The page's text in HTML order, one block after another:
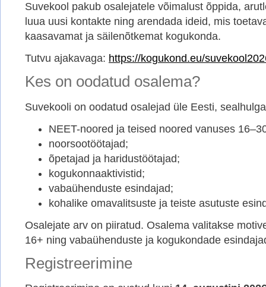
Suvekool pakub osalejatele võimalust õppida,
luua uusi kontakte ning arendada ideid, mis
kaasavamat ja säilenõtkemat kogukonda.
Tutvu ajakavaga: https://kogukond.eu/
Kes on oodatud osalema?
Suvekooli on oodatud osalejad üle Eesti,
NEET-noored ja teised noored vanuses
noorsootöötajad;
õpetajad ja haridustöötajad;
kogukonnaaktivistid;
vabaühenduste esindajad;
kohalike omavalitsuste ja teiste asutuste
Osalejate arv on piiratud. Osalema valitakse
16+ ning vabaühenduste ja kogukondade
Registreerimine